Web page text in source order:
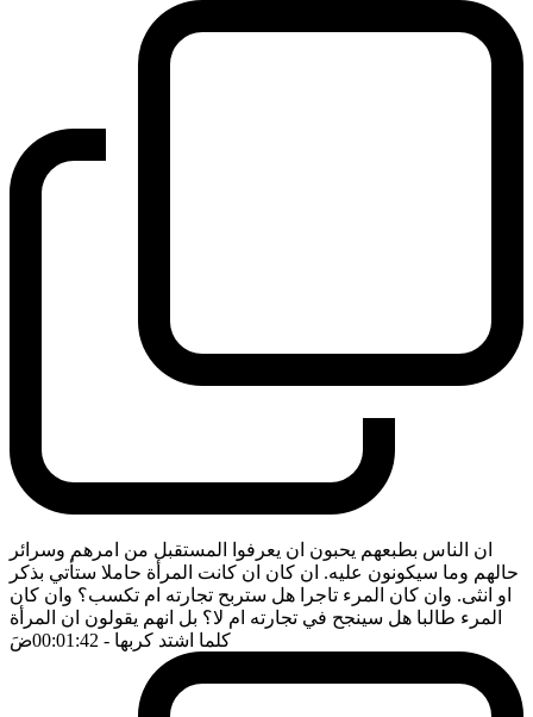
ان الناس بطبعهم يحبون ان يعرفوا المستقبل من امرهم وسرائر
حالهم وما سيكونون عليه. ان كان ان كانت المرأة حاملا ستأتي بذكر
او انثى. وان كان المرء تاجرا هل ستربح تجارته ام تكسب؟ وان كان
المرء طالبا هل سينجح في تجارته ام لا؟ بل انهم يقولون ان المرأة
كلما اشتد كربها - 00:01:42 ضَ